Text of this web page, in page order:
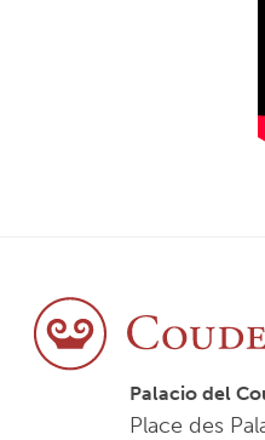
Palacio del
Place des